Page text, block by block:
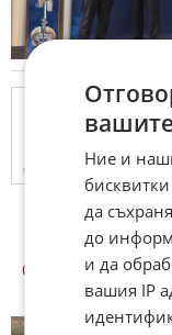
ОЩЕ НОВИНИ
Ние и
да
до
и да
вашия IP